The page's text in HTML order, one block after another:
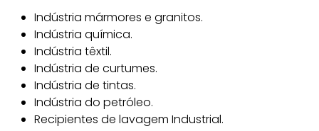
Indústria mármores e granitos.
Indústria química.
Indústria têxtil.
Indústria de curtumes.
Indústria de tintas.
Indústria do petróleo.
Recipientes de lavagem Industrial.